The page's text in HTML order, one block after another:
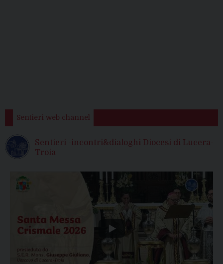
Sentieri web channel
Sentieri -incontri&dialoghi Diocesi di Lucera-
Troia